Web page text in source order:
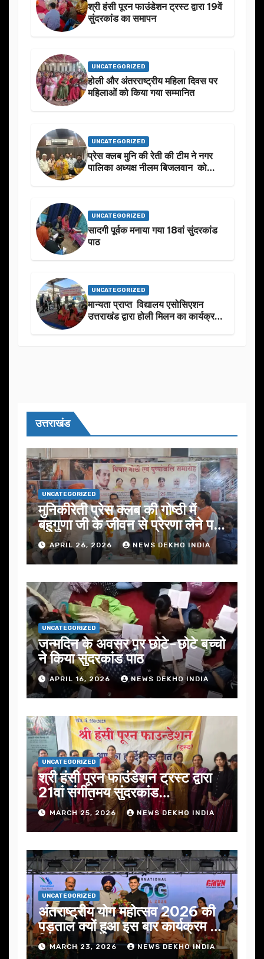
श्री हंसी पूरन फाउंडेशन ट्रस्ट द्वारा 19वें
सुंदरकांड का समापन
UNCATEGORIZED
होली और अंतरराष्ट्रीय महिला दिवस पर
महिलाओं को किया गया सम्मानित
UNCATEGORIZED
प्रेस क्लब मुनि की रेती की टीम ने नगर
पालिका अध्यक्ष नीलम बिजलवान को
UNCATEGORIZED
सादगी पूर्वक मनाया गया 18वां सुंदरकांड
पाठ
UNCATEGORIZED
मान्यता प्राप्त विद्यालय एसोसिएशन
उत्तराखंड द्वारा होली मिलन का कार्यक्रम
उत्तराखंड
UNCATEGORIZED
मुनिकीरेती प्रेस क्लब की गोष्ठी में
बहुगुणा जी के जीवन से प्रेरणा लेने पर
जोरAPRIL 26, 2026 NEWS DEKHO INDIA
UNCATEGORIZED
जन्मदिन के अवसर प़र छोटे-छोटे बच्चो
ने किया सुंदरकांड पाठ
APRIL 16, 2026 NEWS DEKHO INDIA
UNCATEGORIZED
श्री हंसी पूरन फाउंडेशन ट्रस्ट द्वारा
21वां संगीतमय सुंदरकांड
सफलतापूर्वक संपन्न
MARCH 25, 2026 NEWS DEKHO INDIA
UNCATEGORIZED
अंतराष्ट्रीय योग महोत्सव 2026 की
पड़ताल क्यों हुआ इस बार कार्यक्रम में
निखार
MARCH 23, 2026 NEWS DEKHO INDIA